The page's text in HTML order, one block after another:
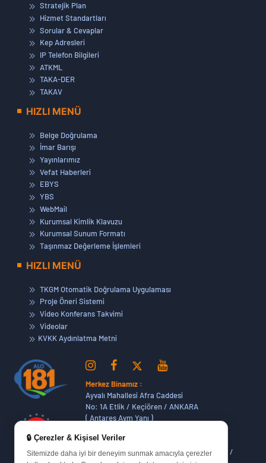
🔒 Çerezler & Kişisel Veriler
Sitemizde daha iyi bir deneyim sunmak amacıyla çerezler
Stratejik Plan
Hizmet Standartları
Sorular & Cevaplar
Kep Adresleri
IP Telefon Bilgileri
ATKML
TAKA-DER
TAKAV
HIZLI MENÜ
Belge Doğrulama
İmar Barışı
Yayınlarımız
Vefat Haberleri
EBYS
YBS
WebMail
Kurumsal Kimlik Klavuzu
Kurumsal Sunum Formatı
Taşınmaz Değerleme İşlemleri
HIZLI MENÜ
TKGM Otomatik Doğrulama Uygulaması
Proje Öneri Sistemi
Video Konferans Takvimi
Videolar
KVKK Aydınlatma Metni
Merkez Binamız :
Ayvalı Mahallesi Afra Caddesi
No: 1A Etlik / Keçiören / ANKARA
( Antares Avm Yanı )
Dikmen Hizmet Binamız :
Dikmen Caddesi No:14 (06420) Bakanlıklar /